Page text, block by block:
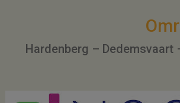
Hardenberg – Dedemsvaart